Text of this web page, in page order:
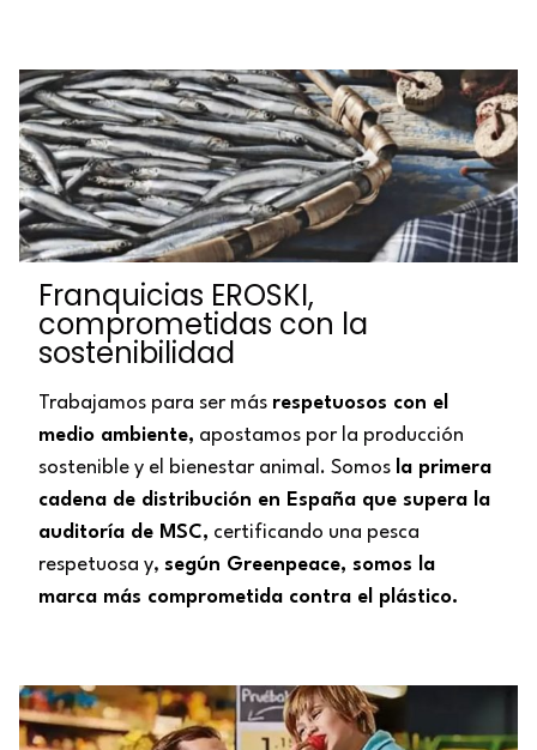
Franquicias EROSKI,
comprometidas con la
sostenibilidad
Trabajamos para ser más respetuosos con el
medio ambiente, apostamos por la producción
sostenible y el bienestar animal. Somos la primera
cadena de distribución en España que supera la
auditoría de MSC, certificando una pesca
respetuosa y, según Greenpeace, somos la
marca más comprometida contra el plástico.